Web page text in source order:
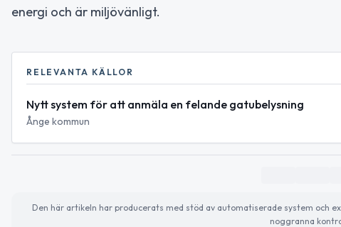
energi och är miljövänligt.
RELEVANTA KÄLLOR
Nytt system för att anmäla en felande gatubelysning
Ånge kommun
Den här artikeln har producerats med stöd av automatiserade system och
noggranna